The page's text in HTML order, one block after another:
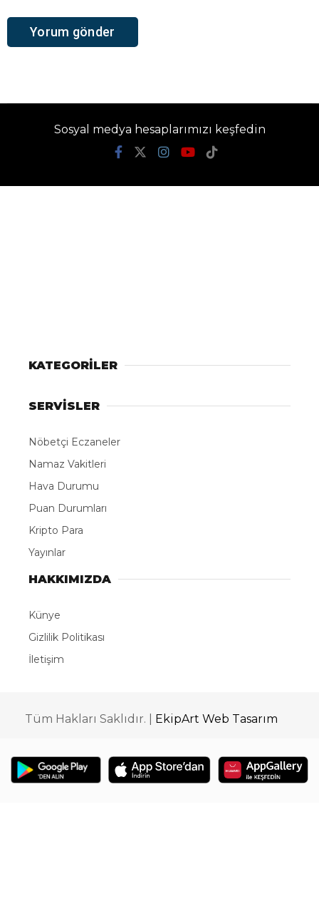
Sosyal medya hesaplarımızı keşfedin
KATEGORİLER
SERVİSLER
Nöbetçi Eczaneler
Namaz Vakitleri
Hava Durumu
Puan Durumları
Kripto Para
Yayınlar
HAKKIMIZDA
Künye
Gizlilik Politikası
İletişim
Tüm Hakları Saklıdır. | EkipArt Web Tasarım